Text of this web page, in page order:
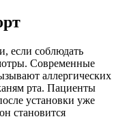
если соблюдать
Современные
аллергических
рта. Пациенты
установки уже
становится